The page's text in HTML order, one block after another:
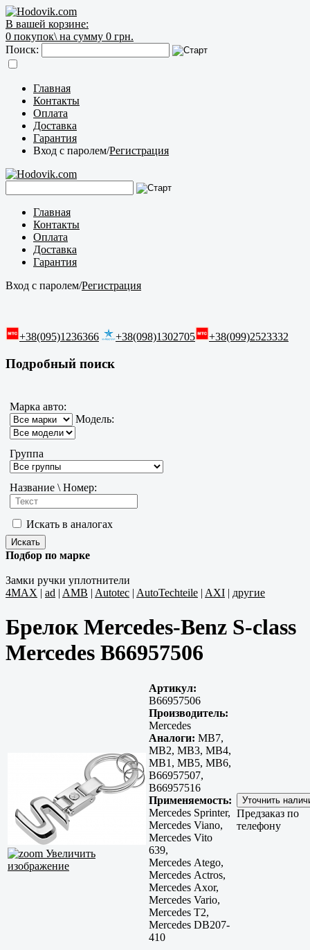
В вашей корзине:
0 покупок\ на сумму 0 грн.
Поиск:
Главная
Контакты
Оплата
Доставка
Гарантия
Вход с паролем/Регистрация
Главная
Контакты
Оплата
Доставка
Гарантия
Вход с паролем/Регистрация
+38(095)1236366 +38(098)1302705 +38(099)2523332
Подробный поиск
Марка авто:
Модель:
Группа
Название \ Номер:
Искать в аналогах
Подбор по марке
Замки ручки уплотнители
4MAX | ad | AMB | Autotec | AutoTechteile | AXI | другие
Брелок Mercedes-Benz S-class
Mercedes B66957506
Увеличить
изображение
Артикул:
B66957506
Производитель:
Mercedes
Аналоги: MB7,
MB2, MB3, MB4,
MB1, MB5, MB6,
B66957507,
B66957516
Применяемость:
Mercedes Sprinter,
Mercedes Viano,
Mercedes Vito
639,
Mercedes Atego,
Mercedes Actros,
Mercedes Axor,
Mercedes Vario,
Mercedes T2,
Mercedes DB207-
410
Предзаказ по
телефону